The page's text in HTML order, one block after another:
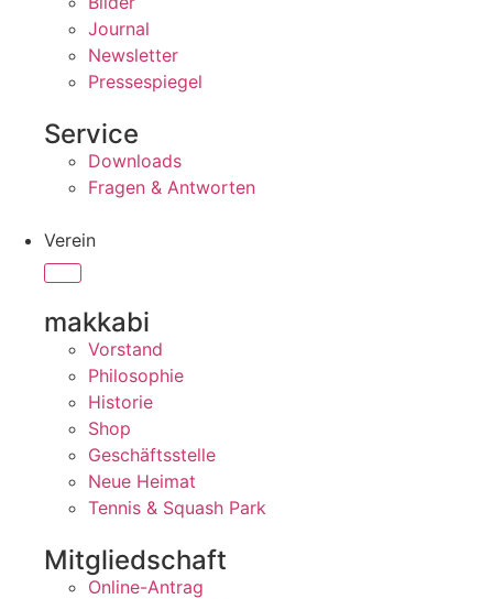
Journal
Newsletter
Pressespiegel
Service
Downloads
Fragen & Antworten
Verein
makkabi
Vorstand
Philosophie
Historie
Shop
Geschäftsstelle
Neue Heimat
Tennis & Squash Park
Mitgliedschaft
Online-Antrag